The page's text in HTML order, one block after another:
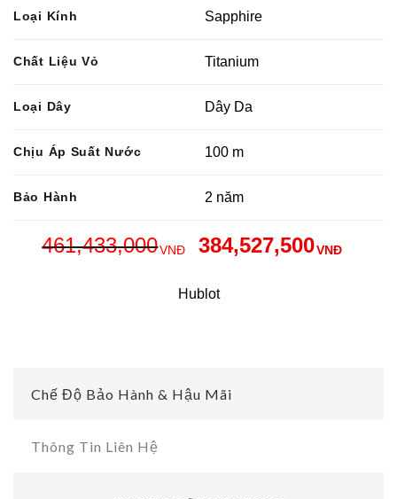
Loại Kính Sapphire
Chất Liệu Vỏ Titanium
Loại Dây Dây Da
Chịu Áp Suất Nước 100 m
Bảo Hành 2 năm
461,433,000VNĐ 384,527,500VNĐ
Hublot
Chế Độ Bảo Hành & Hậu Mãi
Thông Tin Liên Hệ